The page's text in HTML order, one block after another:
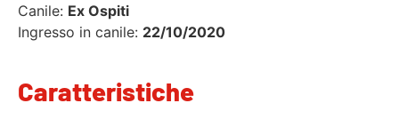
Canile: Ex Ospiti
Ingresso in canile: 22/10/2020
Caratteristiche